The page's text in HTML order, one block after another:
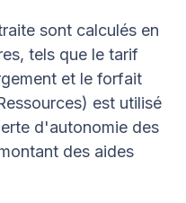
sont calculés en
tels que le tarif
et le forfait
est utilisé
d'autonomie des
des aides